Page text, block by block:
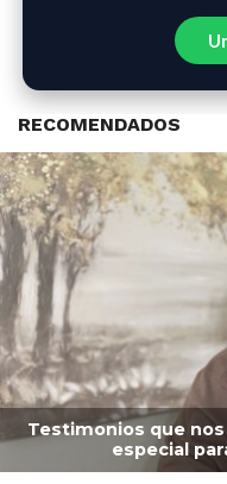
RECOMENDADOS
Testimonios que
especial